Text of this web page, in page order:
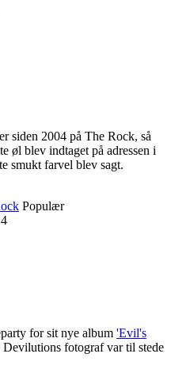
siden 2004 på The Rock, så
øl blev indtaget på adressen i
smukt farvel blev sagt.
Populær
for sit nye album 'Evil's
fotograf var til stede